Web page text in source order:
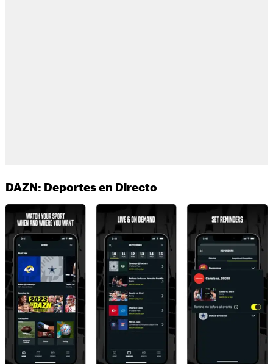
DAZN: Deportes en Directo